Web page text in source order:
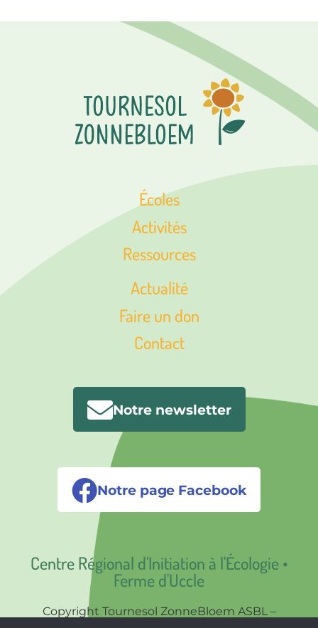
Écoles
Activités
Ressources
Actualité
Faire un don
Contact
Notre newsletter
Notre page Facebook
Centre Régional d'Initiation à l'Écologie •
Ferme d'Uccle
Copyright Tournesol ZonneBloem ASBL –